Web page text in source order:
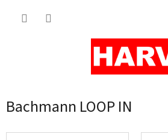
Bachmann LOOP IN